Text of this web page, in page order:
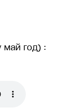
май год) :